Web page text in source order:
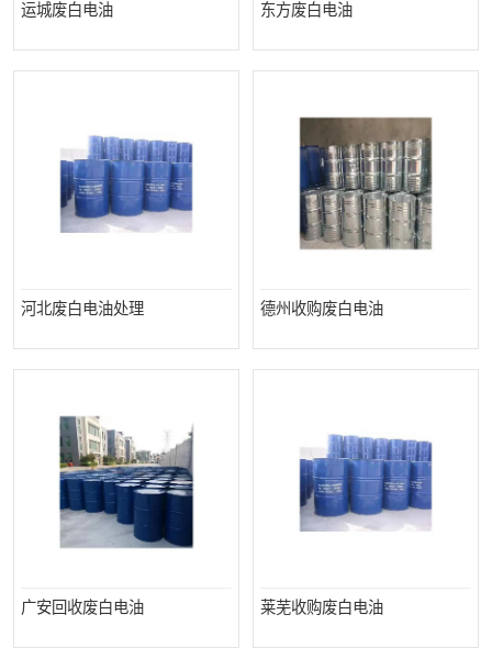
运城废白电油 东方废白电油
河北废白电油处理 德州收购废白电油
广安回收废白电油 莱芜收购废白电油